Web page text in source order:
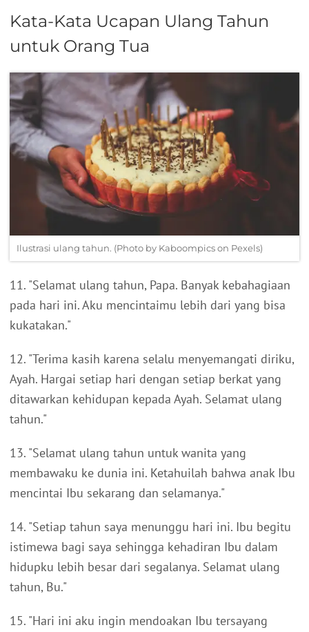
Kata-Kata Ucapan Ulang Tahun
untuk Orang Tua
Ilustrasi ulang tahun. (Photo by Kaboompics on Pexels)
11. "Selamat ulang tahun, Papa. Banyak kebahagiaan
pada hari ini. Aku mencintaimu lebih dari yang bisa
kukatakan."
12. "Terima kasih karena selalu menyemangati diriku,
Ayah. Hargai setiap hari dengan setiap berkat yang
ditawarkan kehidupan kepada Ayah. Selamat ulang
tahun."
13. "Selamat ulang tahun untuk wanita yang
membawaku ke dunia ini. Ketahuilah bahwa anak Ibu
mencintai Ibu sekarang dan selamanya."
14. "Setiap tahun saya menunggu hari ini. Ibu begitu
istimewa bagi saya sehingga kehadiran Ibu dalam
hidupku lebih besar dari segalanya. Selamat ulang
tahun, Bu."
15. "Hari ini aku ingin mendoakan Ibu tersayang